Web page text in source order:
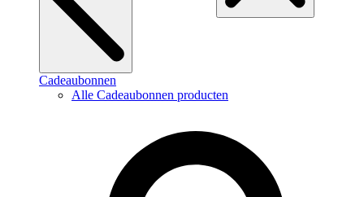
Cadeaubonnen
Alle Cadeaubonnen producten